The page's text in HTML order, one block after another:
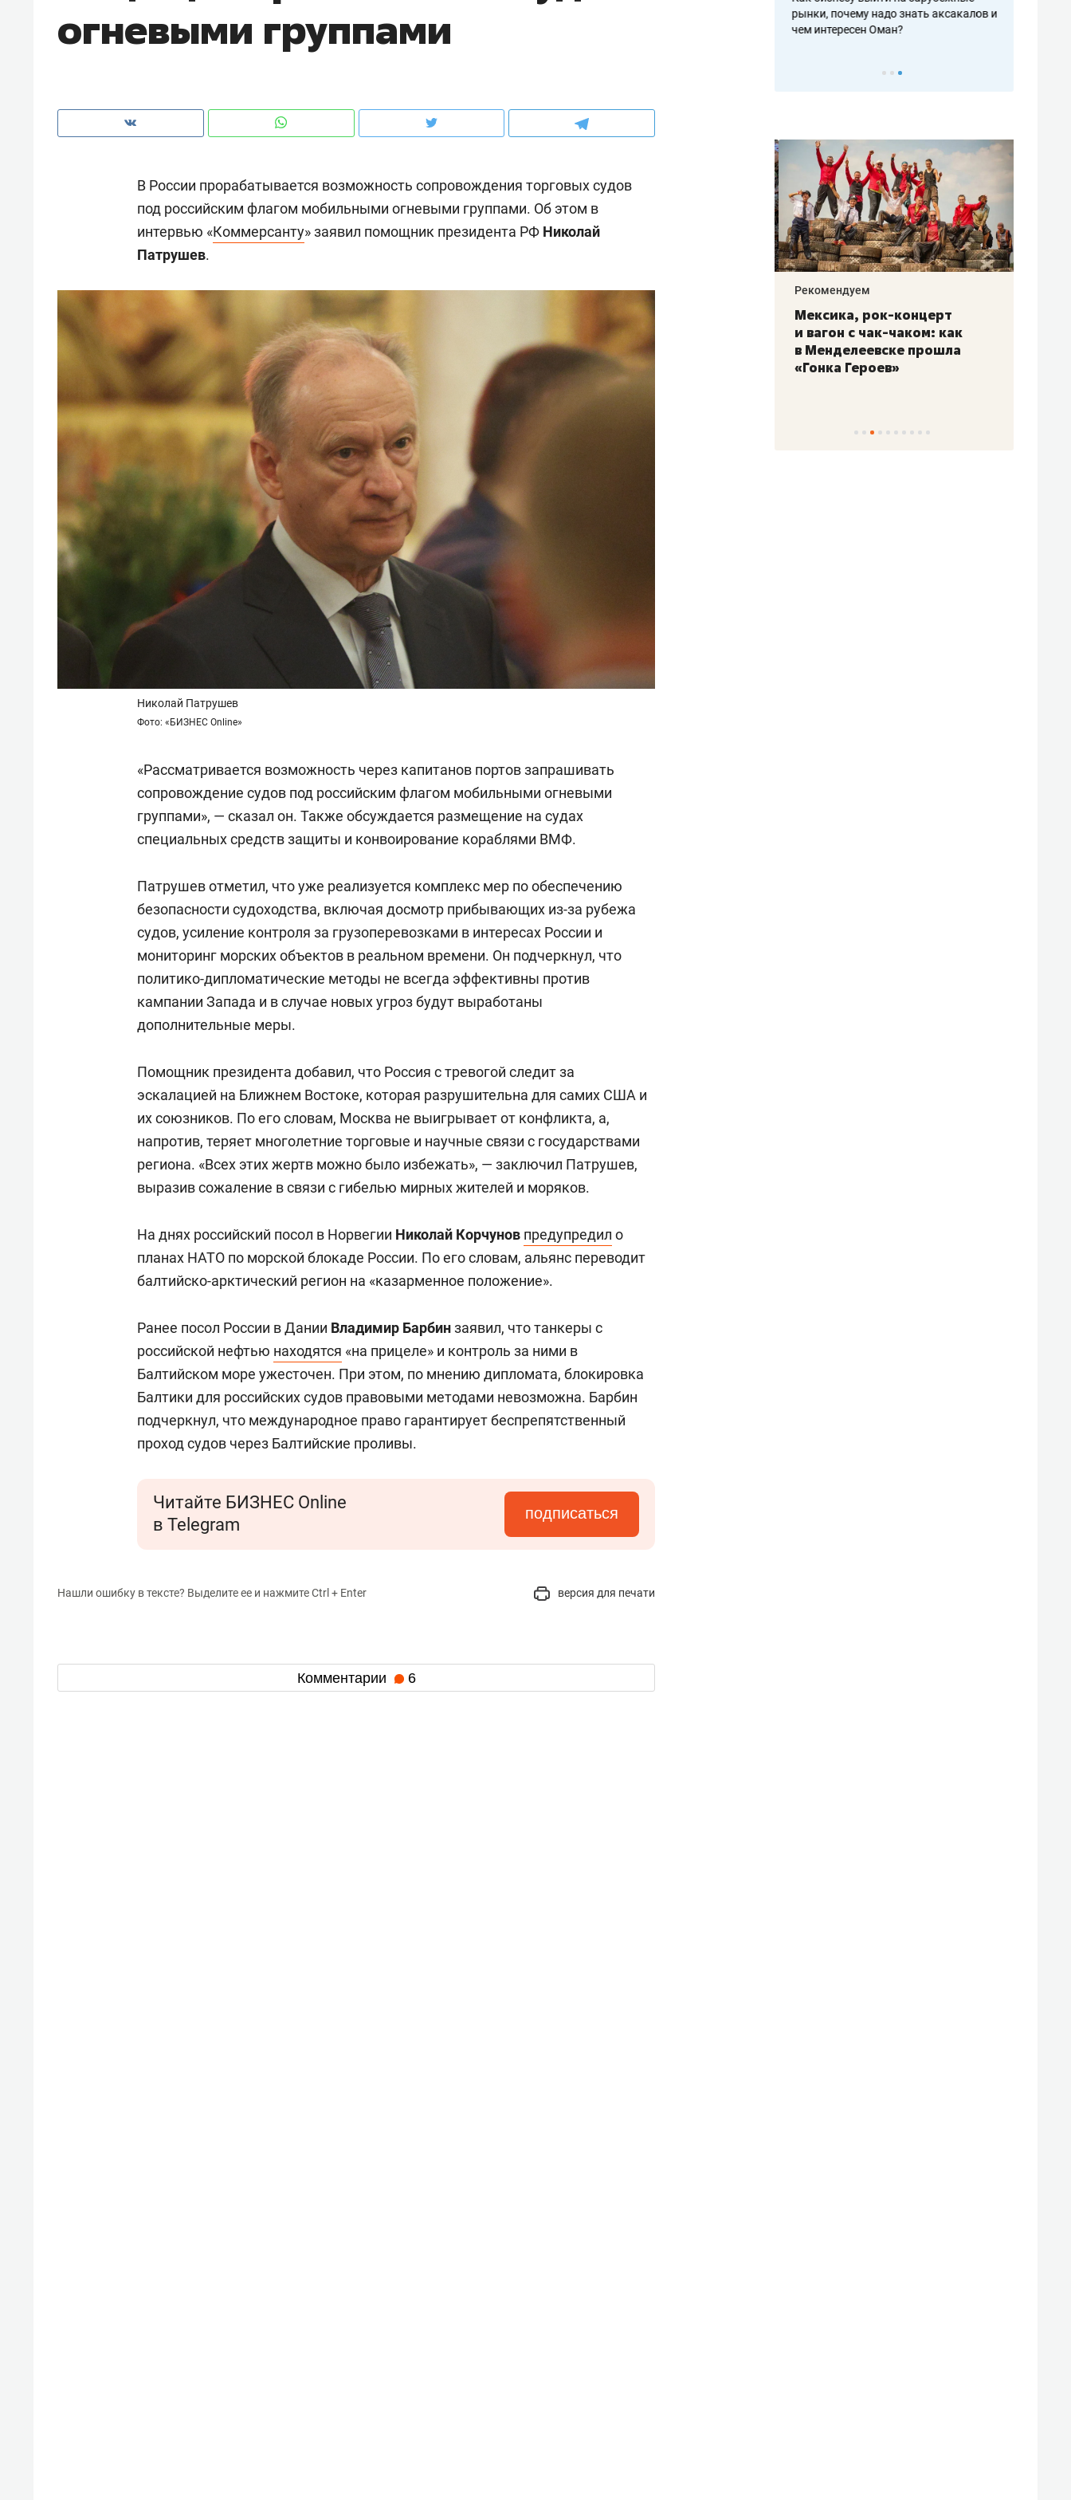
огневыми группами
В России прорабатывается возможность сопровождения торговых судов
под российским флагом мобильными огневыми группами. Об этом в
интервью «Коммерсанту» заявил помощник президента РФ Николай
Патрушев.
Николай Патрушев
Фото: «БИЗНЕС Online»
«Рассматривается возможность через капитанов портов запрашивать
сопровождение судов под российским флагом мобильными огневыми
группами», — сказал он. Также обсуждается размещение на судах
специальных средств защиты и конвоирование кораблями ВМФ.
Патрушев отметил, что уже реализуется комплекс мер по обеспечению
безопасности судоходства, включая досмотр прибывающих из-за рубежа
судов, усиление контроля за грузоперевозками в интересах России и
мониторинг морских объектов в реальном времени. Он подчеркнул, что
политико-дипломатические методы не всегда эффективны против
кампании Запада и в случае новых угроз будут выработаны
дополнительные меры.
Помощник президента добавил, что Россия с тревогой следит за
эскалацией на Ближнем Востоке, которая разрушительна для самих США и
их союзников. По его словам, Москва не выигрывает от конфликта, а,
напротив, теряет многолетние торговые и научные связи с государствами
региона. «Всех этих жертв можно было избежать», — заключил Патрушев,
выразив сожаление в связи с гибелью мирных жителей и моряков.
На днях российский посол в Норвегии Николай Корчунов предупредил о
планах НАТО по морской блокаде России. По его словам, альянс переводит
балтийско-арктический регион на «казарменное положение».
Ранее посол России в Дании Владимир Барбинзаявил, что танкеры с
российской нефтью находятся «на прицеле» и контроль за ними в
Балтийском море ужесточен. При этом, по мнению дипломата, блокировка
Балтики для российских судов правовыми методами невозможна. Барбин
подчеркнул, что международное право гарантирует беспрепятственный
проход судов через Балтийские проливы.
Читайте БИЗНЕС Online
в Telegram
подписаться
Нашли ошибку в тексте? Выделите ее и нажмите Ctrl + Enter версия для печати
Комментарии 6
чем интересен Оман?
клиентах и чудных запросах мастеров
рынки, почему надо знать аксакалов и
чем интересен Оман?
Рекомендуем
Как ГК «МИР ГРУПП» и ВТБ
создают оазис жилого
комфорта под Казанью
Рекомендуем
150 камер до квартиры и Face
ID вместо ключа: какой будет
безопасность в ЖК «Нова»
Рекомендуем
Опыт выживания в дикой
природе, работа
с ментальным и физическим
состоянием как основа
антихрупких команд
Рекомендуем
Мексика, рок-концерт
и вагон с чак-чаком: как
в Менделеевске прошла
«Гонка Героев»